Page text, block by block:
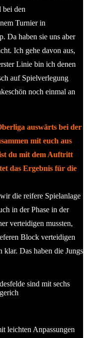
bei den
Turnier in
Da haben sie uns aber
Ich gehe davon aus,
Linie bin ich denen
auf Spielverlegung
noch einmal an
auswärts bei der
mit euch aus
du mit dem Auftritt
das Ergebnis für die
die reifere Spielanlage
in der Phase in der
verteidigen mussten,
Block verteidigen
klar. Das haben die Jungs
leichten Anpassungen